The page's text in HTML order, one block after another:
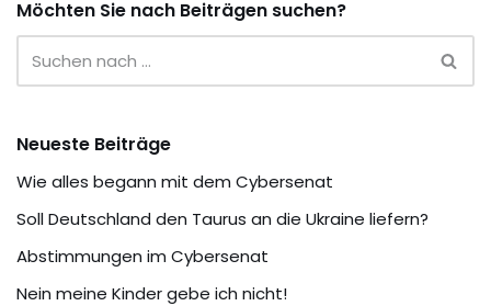
Möchten Sie nach Beiträgen suchen?
Neueste Beiträge
Wie alles begann mit dem Cybersenat
Soll Deutschland den Taurus an die Ukraine liefern?
Abstimmungen im Cybersenat
Nein meine Kinder gebe ich nicht!